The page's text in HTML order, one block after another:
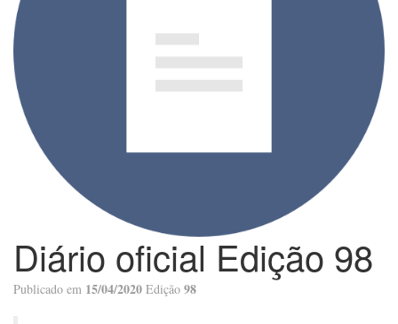
Diário oficial Edição 98
Publicado em 15/04/2020 Edição 98